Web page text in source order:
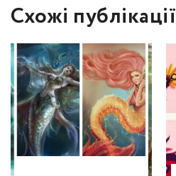
Схожі публікації